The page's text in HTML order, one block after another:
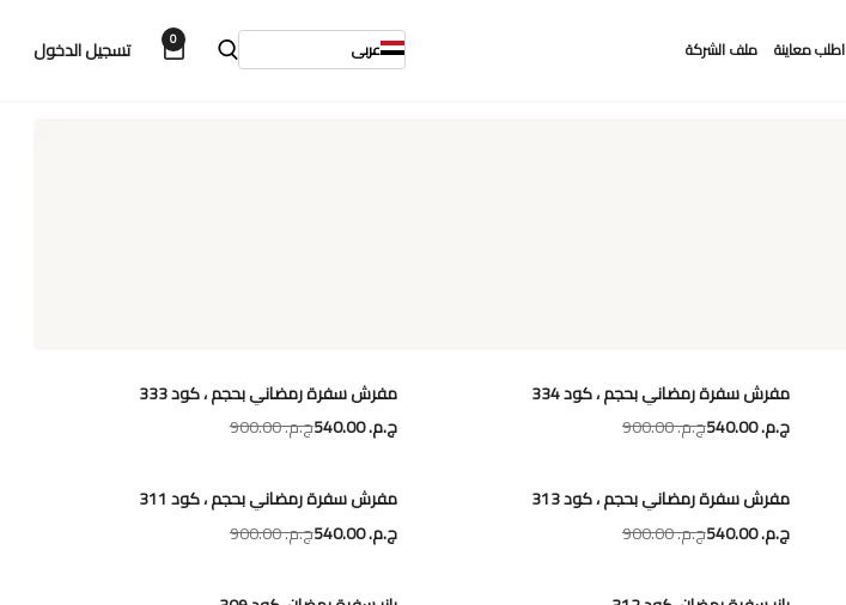
اطلب معاينة ملف الشركة عربى 0 تسجيل الدخول
مفرش سفرة رمضاني بحجم ، كود 334
ج.م.‏ 540.00
ج.م.‏ 900.00
مفرش سفرة رمضاني بحجم ، كود 333
ج.م.‏ 540.00
ج.م.‏ 900.00
مفرش سفرة رمضاني بحجم ، كود 313
ج.م.‏ 540.00
ج.م.‏ 900.00
مفرش سفرة رمضاني بحجم ، كود 311
ج.م.‏ 540.00
ج.م.‏ 900.00